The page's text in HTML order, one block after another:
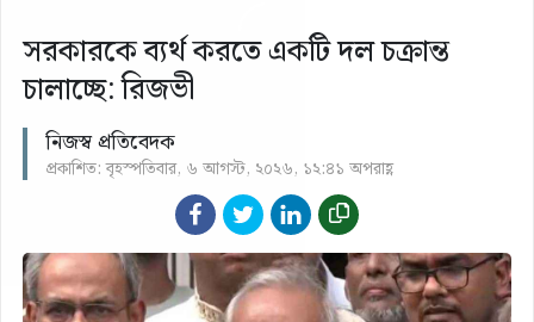
সরকারকে ব্যর্থ করতে একটি দল চক্রান্ত
চালাচ্ছে: রিজভী
নিজস্ব প্রতিবেদক
প্রকাশিত: বৃহস্পতিবার, ৬ আগস্ট, ২০২৬, ১২:৪১ অপরাহ্ণ